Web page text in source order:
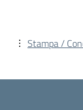
Stampa /